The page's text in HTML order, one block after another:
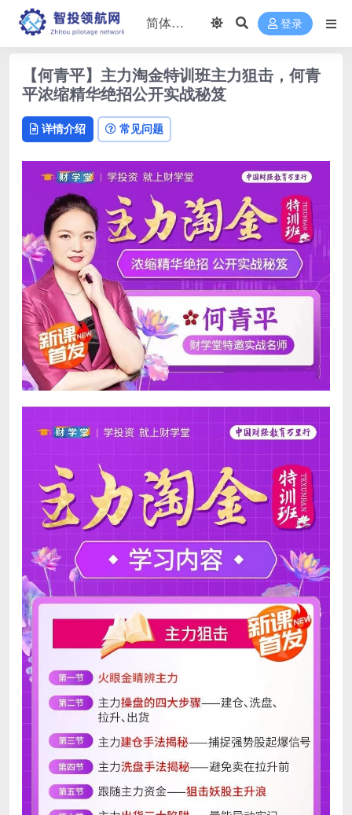
登录
【何青平】主力淘金特训班主力狙击，何青
平浓缩精华绝招公开实战秘笈
详情介绍 常见问题